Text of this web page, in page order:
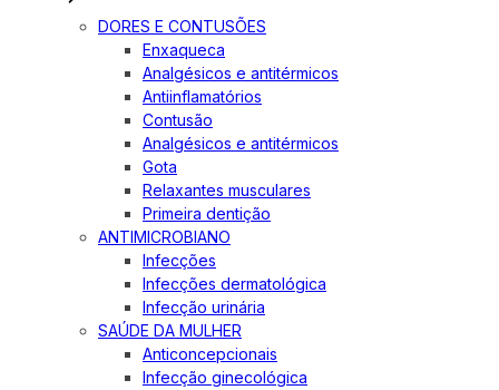
DORES E CONTUSÕES
Enxaqueca
Analgésicos e antitérmicos
Antiinflamatórios
Contusão
Analgésicos e antitérmicos
Gota
Relaxantes musculares
Primeira dentição
ANTIMICROBIANO
Infecções
Infecções dermatológica
Infecção urinária
SAÚDE DA MULHER
Anticoncepcionais
Infecção ginecológica